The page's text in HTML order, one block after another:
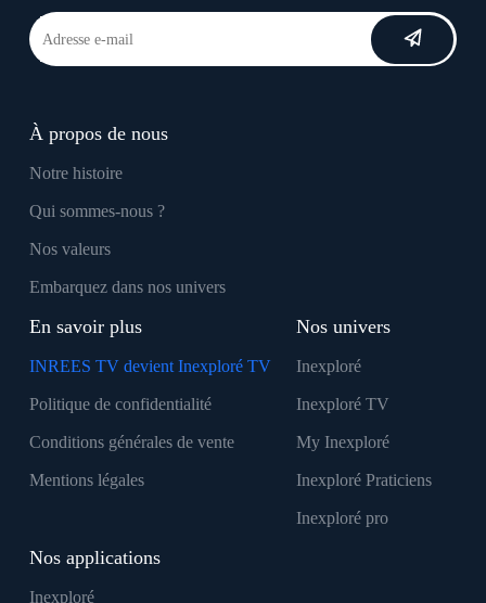
À propos de nous
Notre histoire
Qui sommes-nous ?
Nos valeurs
Embarquez dans nos univers
En savoir plus
INREES TV devient Inexploré TV
Politique de confidentialité
Conditions générales de vente
Mentions légales
Nos univers
Inexploré
Inexploré TV
My Inexploré
Inexploré Praticiens
Inexploré pro
Nos applications
Inexploré